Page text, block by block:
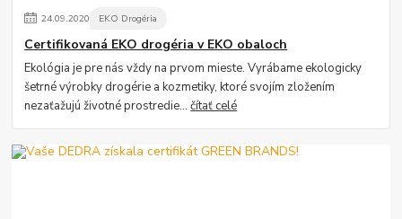
24.09.2020 EKO Drogéria
Certifikovaná EKO drogéria v EKO obaloch
Ekológia je pre nás vždy na prvom mieste. Vyrábame ekologicky
šetrné výrobky drogérie a kozmetiky, ktoré svojím zložením
nezaťažujú životné prostredie...čítať celé